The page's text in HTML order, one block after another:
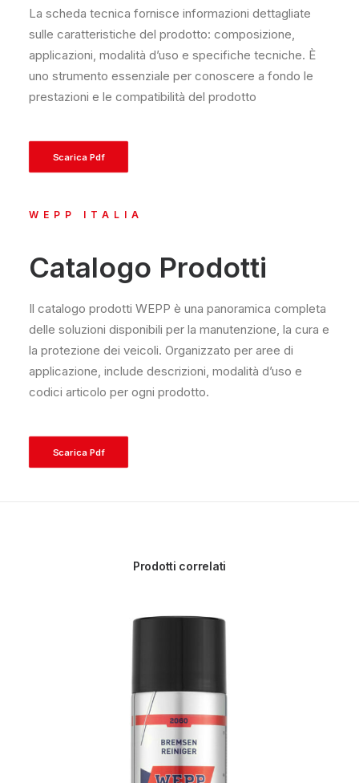
La scheda tecnica fornisce informazioni dettagliate
sulle caratteristiche del prodotto: composizione,
applicazioni, modalità d’uso e specifiche tecniche. È
uno strumento essenziale per conoscere a fondo le
prestazioni e le compatibilità del prodotto
Scarica Pdf
WEPP ITALIA
Catalogo Prodotti
Il catalogo prodotti WEPP è una panoramica completa
delle soluzioni disponibili per la manutenzione, la cura e
la protezione dei veicoli. Organizzato per aree di
applicazione, include descrizioni, modalità d’uso e
codici articolo per ogni prodotto.
Scarica Pdf
Prodotti correlati